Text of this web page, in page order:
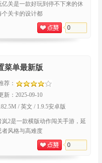
亿关是一款好玩到停不下来的休
个关卡的设计都
0
菜单最新版
荐：
新： 2025-09-10
/ 英文 / 1.9.5安卓版
岚2是一款横版动作闯关手游，延
者风格与高难度
0